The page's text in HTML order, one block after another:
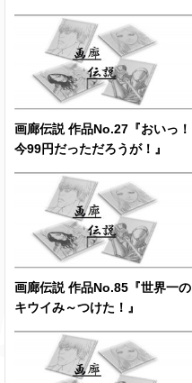
画廊伝説 作品No.27『おいっ！
今99円だっただろうが！』
画廊伝説 作品No.85『世界一の
キウイみ～つけた！』